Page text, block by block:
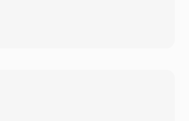
4-битный и 2,6-битный